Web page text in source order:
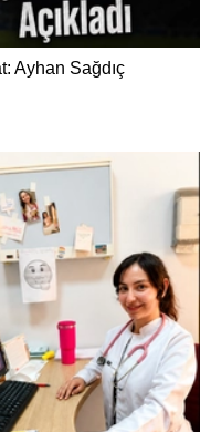
Ayhan Sağdıç